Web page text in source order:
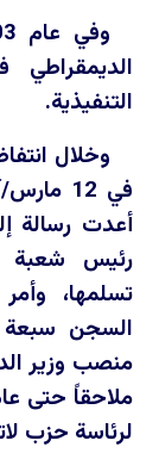
التنفيذية.
وخلال
أعدت رسالة
رئيس شعبة
تسلمها،
السجن سبعة
منصب وزير
لرئاسة حزب